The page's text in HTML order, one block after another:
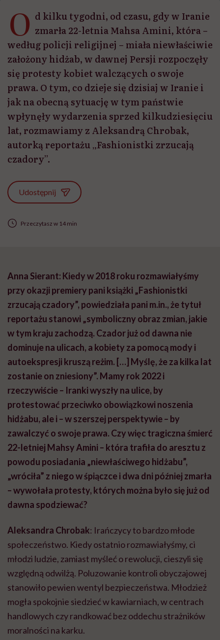
O d kilku tygodni, od czasu, gdy w Iranie
zmarła 22-letnia Mahsa Amini, która –
według policji religijnej – miała niewłaściwie
założony hidżab, w dawnej Persji rozpoczęły
się protesty kobiet walczących o swoje
prawa. O tym, co dzieje się dzisiaj w Iranie i
jak na obecną sytuację w tym państwie
wpłynęły wydarzenia sprzed kilkudziesięciu
lat, rozmawiamy z Aleksandrą Chrobak,
autorką reportażu „Fashionistki zrzucają
czadory”.
Udostępnij
Przeczytasz w 14 min
Anna Sierant: Kiedy w 2018 roku rozmawiałyśmy
przy okazji premiery pani książki „Fashionistki
zrzucają czadory”, powiedziała pani m.in., że tytuł
reportażu stanowi „symboliczny obraz zmian, jakie
w tym kraju zachodzą. Czador już od dawna nie
dominuje na ulicach, a kobiety za pomocą mody i
autoekspresji kruszą reżim. […] Myślę, że za kilka lat
zostanie on zniesiony”. Mamy rok 2022 i
rzeczywiście – Iranki wyszły na ulice, by
protestować przeciwko obowiązkowi noszenia
hidżabu, ale i – w szerszej perspektywie – by
zawalczyć o swoje prawa. Czy więc tragiczna śmierć
22-letniej MahsyAmini – która trafiła do aresztu z
powodu posiadania „niewłaściwego hidżabu”,
„wróciła” z niego w śpiączce i dwa dni później zmarła
– wywołała protesty, których można było się już od
dawna spodziewać?
Aleksandra Chrobak: Irańczycy to bardzo młode
społeczeństwo. Kiedy ostatnio rozmawiałyśmy, ci
młodzi ludzie, zamiast myśleć o rewolucji, cieszyli się
względną odwilżą. Poluzowanie kontroli obyczajowej
stanowiło pewien wentyl bezpieczeństwa. Młodzież
mogła spokojnie siedzieć w kawiarniach, w centrach
handlowych czyrandkowaćbez oddechu strażników
moralności na karku.